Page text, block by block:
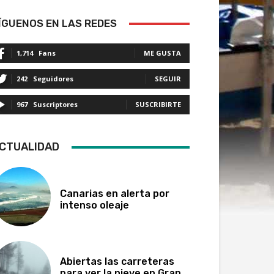
EN LAS REDES
1,714 Fans ME GUSTA
242 Seguidores SEGUIR
967 Suscriptores SUSCRIBIRTE
Canarias en alerta por
intenso oleaje
Abiertas las carreteras